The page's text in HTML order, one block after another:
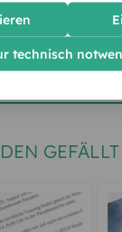
jetzt
Muster
technisch